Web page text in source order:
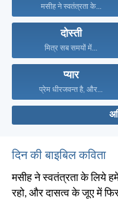
मसीह ने स्वतंत्रता के...
दोस्ती
मित्र सब समयों में...
प्यार
प्रेम धीरजवन्त है, और...
दिन की बाइबिल कविता
मसीह ने स्वतंत्रता के लिये
रहो, और दासत्व के जूए में